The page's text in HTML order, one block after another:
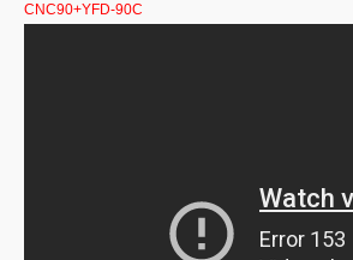
CNC90+YFD-90C